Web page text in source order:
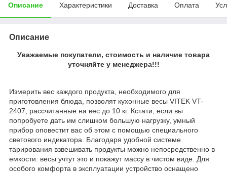
Описание Характеристики Доставка Оплата
Описание
Уважаемые покупатели, стоимость и наличие товара
уточняйте у менеджера!!!
Измерить вес каждого продукта, необходимого для
приготовления блюда, позволят кухонные весы VITEK VT-
2407, рассчитанные на вес до 10 кг. Кстати, если вы
попробуете дать им слишком большую нагрузку, умный
прибор оповестит вас об этом с помощью специального
светового индикатора. Благодаря удобной системе
тарирования взвешивать продукты можно непосредственно в
емкости: весы учтут это и покажут массу в чистом виде. Для
особого комфорта в эксплуатации устройство оснащено